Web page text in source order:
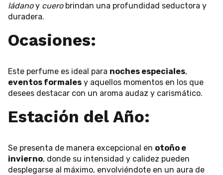
ládanoy cuerobrindan una profundidad seductora y
duradera.
Ocasiones:
Este perfume es ideal para noches especiales,
eventos formales y aquellos momentos en los que
desees destacar con un aroma audaz y carismático.
Estación del Año:
Se presenta de manera excepcional en otoño e
invierno, donde su intensidad y calidez pueden
desplegarse al máximo, envolviéndote en un aura de